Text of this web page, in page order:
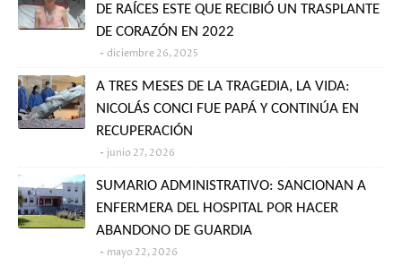
DE RAÍCES ESTE QUE RECIBIÓ UN TRASPLANTE
DE CORAZÓN EN 2022
diciembre 26, 2025
A TRES MESES DE LA TRAGEDIA, LA VIDA:
NICOLÁS CONCI FUE PAPÁ Y CONTINÚA EN
RECUPERACIÓN
junio 27, 2026
SUMARIO ADMINISTRATIVO: SANCIONAN A
ENFERMERA DEL HOSPITAL POR HACER
ABANDONO DE GUARDIA
mayo 22, 2026